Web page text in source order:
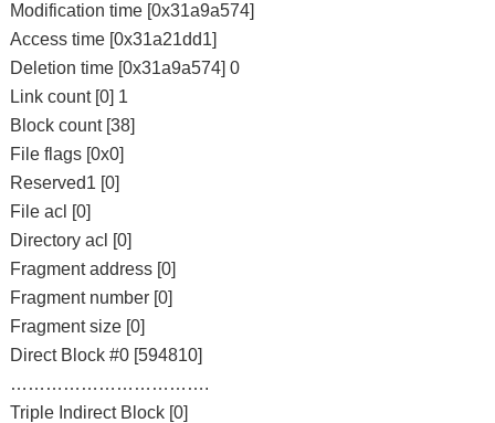
Modification time [0x31a9a574]
Access time [0x31a21dd1]
Deletion time [0x31a9a574] 0
Link count [0] 1
Block count [38]
File flags [0x0]
Reserved1 [0]
File acl [0]
Directory acl [0]
Fragment address [0]
Fragment number [0]
Fragment size [0]
Direct Block #0 [594810]
…………………………….
Triple Indirect Block [0]